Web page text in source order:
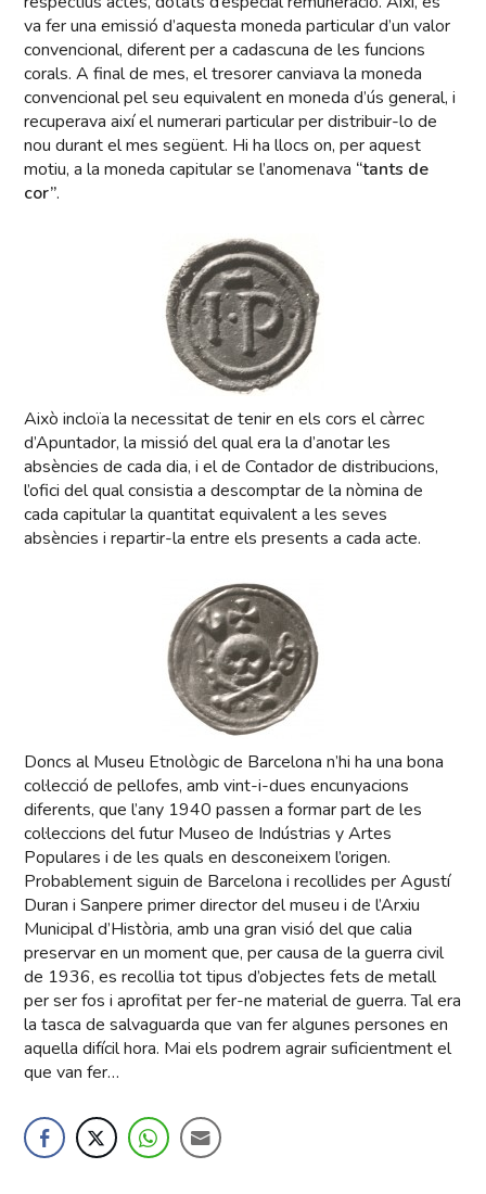
va fer una emissió d’aquesta moneda particular d’un valor
convencional, diferent per a cadascuna de les funcions
corals. A final de mes, el tresorer canviava la moneda
convencional pel seu equivalent en moneda d’ús general, i
recuperava així el numerari particular per distribuir-lo de
nou durant el mes següent. Hi ha llocs on, per aquest
motiu, a la moneda capitular se l’anomenava “tants de
cor”.
Això incloïa la necessitat de tenir en els cors el càrrec
d’Apuntador, la missió del qual era la d’anotar les
absències de cada dia, i el de Contador de distribucions,
l’ofici del qual consistia a descomptar de la nòmina de
cada capitular la quantitat equivalent a les seves
absències i repartir-la entre els presents a cada acte.
Doncs al Museu Etnològic de Barcelona n’hi ha una bona
col·lecció de pellofes, amb vint-i-dues encunyacions
diferents, que l’any 1940 passen a formar part de les
col·leccions del futur Museo de Indústrias y Artes
Populares i de les quals en desconeixem l’origen.
Probablement siguin de Barcelona i recollides per Agustí
Duran i Sanpere primer director del museu i de l’Arxiu
Municipal d’Història, amb una gran visió del que calia
preservar en un moment que, per causa de la guerra civil
de 1936, es recollia tot tipus d’objectes fets de metall
per ser fos i aprofitat per fer-ne material de guerra. Tal era
la tasca de salvaguarda que van fer algunes persones en
aquella difícil hora. Mai els podrem agrair suficientment el
que van fer…